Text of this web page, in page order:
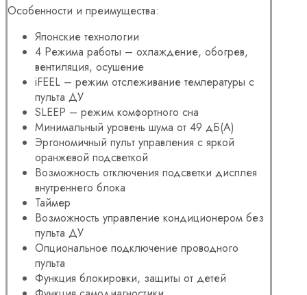
Особенности и преимущества:
Японские технологии
4 Режима работы – охлаждение, обогрев,
вентиляция, осушение
iFEEL – режим отслеживание температуры с
пульта ДУ
SLEEP – режим комфортного сна
Минимальный уровень шума от 49 дБ(А)
Эргономичный пульт управления с яркой
оранжевой подсветкой
Возможность отключения подсветки дисплея
внутреннего блока
Таймер
Возможность управление кондиционером без
пульта ДУ
Опциональное подключение проводного
пульта
Функция блокировки, защиты от детей